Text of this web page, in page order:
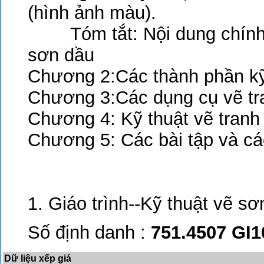
(hình ảnh màu).
Tóm tắt: Nội dung
sơn dầu
Chương 2:Các thành phần
Chương 3:Các dụng cụ vẽ
Chương 4: Kỹ thuật vẽ
Chương 5: Các bài tập và
1. Giáo trình--Kỹ thuật vẽ
Số định danh : 751.4507
Dữ liệu xếp giá